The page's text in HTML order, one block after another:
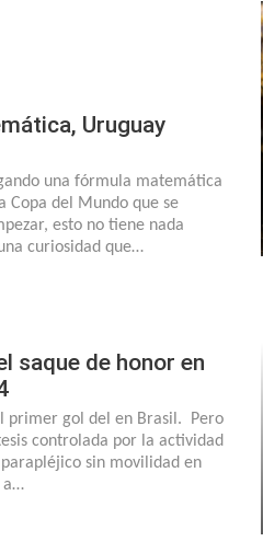
Uruguay
una fórmula matemática
Copa del Mundo que se
esto no tiene nada
curiosidad que…
saque de honor en
primer gol del en Brasil. Pero
controlada por la actividad
sin movilidad en
a…